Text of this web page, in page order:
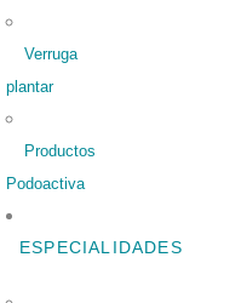
Verruga
plantar
Productos
Podoactiva
ESPECIALIDADES